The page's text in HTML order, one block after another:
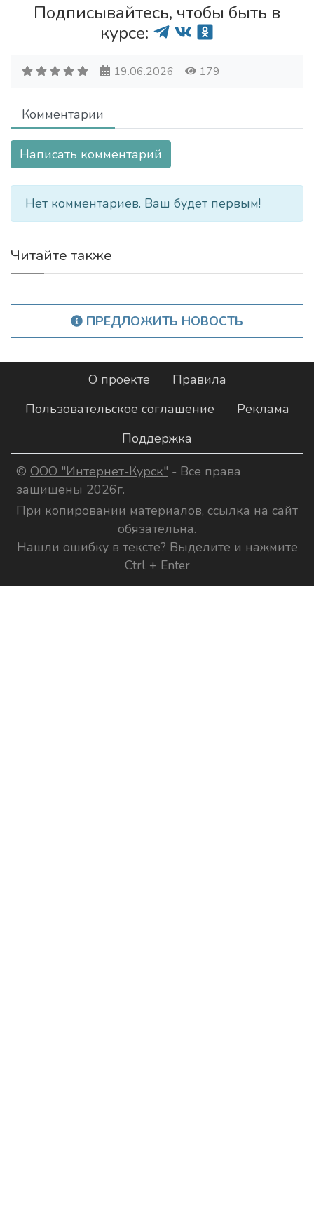
Подписывайтесь, чтобы быть в
курсе:
19.06.2026 179
Комментарии
Написать комментарий
Нет комментариев. Ваш будет первым!
Читайте также
ПРЕДЛОЖИТЬ НОВОСТЬ
О проекте
Правила
Пользовательское соглашение
Реклама
Поддержка
© ООО "Интернет-Курск" - Все права
защищены 2026г.
При копировании материалов, ссылка на сайт
обязательна.
Нашли ошибку в тексте? Выделите и нажмите
Ctrl + Enter